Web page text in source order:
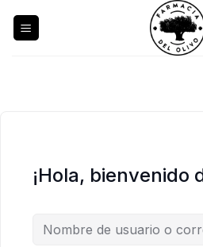
¡Hola, bienvenido